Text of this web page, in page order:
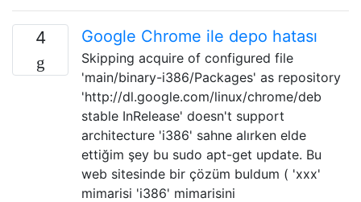
4 Google Chrome ile depo hatası
Skipping acquire of configured file
'main/binary-i386/Packages' as repository
'http://dl.google.com/linux/chrome/deb
stable InRelease' doesn't support
architecture 'i386' sahne alırken elde
ettiğim şey bu sudo apt-get update. Bu
web sitesinde bir çözüm buldum ( 'xxx'
mimarisi 'i386' mimarisini